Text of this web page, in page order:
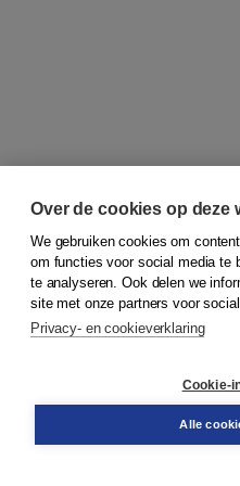
© 2026Koninklijke Boom
Bestellen
Over de cookies op deze
We gebruiken cookies om
om functies voor social media te
te analyseren. Ook delen we
site met onze partners voor
Privacy- en cookieverklaring
Cookie-
Alle